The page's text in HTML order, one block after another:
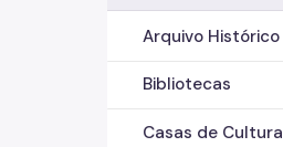
Arquivo Histórico
Bibliotecas
Casas de Cultura